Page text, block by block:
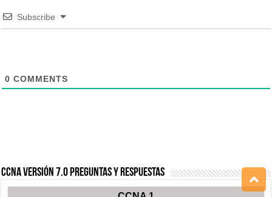
Subscribe
0 COMMENTS
CCNA Versión 7.0 Preguntas y Respuestas